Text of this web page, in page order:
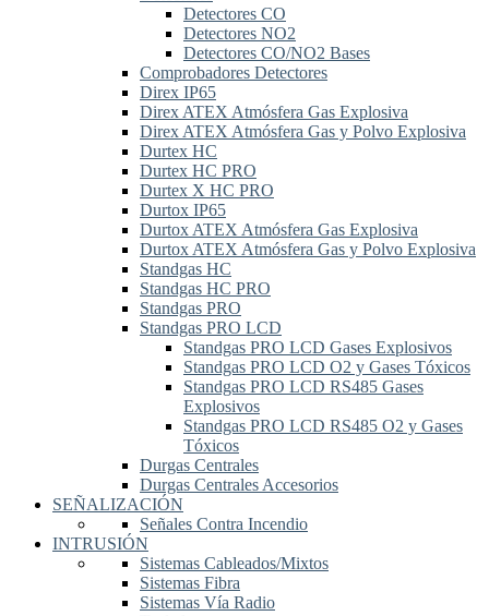
Detectores CO
Detectores NO2
Detectores CO/NO2 Bases
Comprobadores Detectores
Direx IP65
Direx ATEX Atmósfera Gas Explosiva
Direx ATEX Atmósfera Gas y Polvo Explosiva
Durtex HC
Durtex HC PRO
Durtex X HC PRO
Durtox IP65
Durtox ATEX Atmósfera Gas Explosiva
Durtox ATEX Atmósfera Gas y Polvo Explosiva
Standgas HC
Standgas HC PRO
Standgas PRO
Standgas PRO LCD
Standgas PRO LCD Gases Explosivos
Standgas PRO LCD O2 y Gases Tóxicos
Standgas PRO LCD RS485 Gases
Explosivos
Standgas PRO LCD RS485 O2 y Gases
Tóxicos
Durgas Centrales
Durgas Centrales Accesorios
SEÑALIZACIÓN
Señales Contra Incendio
INTRUSIÓN
Sistemas Cableados/Mixtos
Sistemas Fibra
Sistemas Vía Radio